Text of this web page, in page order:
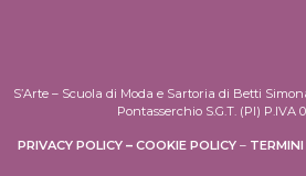
S’Arte – Scuola di Moda e Sartoria di Betti
Pontasserchio S.G.T. (PI) P.IVA
PRIVACY POLICY – COOKIE POLICY –